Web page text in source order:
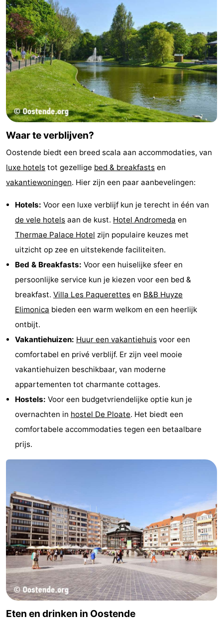
Waar te verblijven?
Oostende biedt een breed scala aan accommodaties, van
luxe hotels tot gezellige bed & breakfasts en
vakantiewoningen. Hier zijn een paar aanbevelingen:
Hotels: Voor een luxe verblijf kun je terecht in één van
de vele hotels aan de kust. Hotel Andromeda en
Thermae Palace Hotel zijn populaire keuzes met
uitzicht op zee en uitstekende faciliteiten.
Bed & Breakfasts: Voor een huiselijke sfeer en
persoonlijke service kun je kiezen voor een bed &
breakfast. Villa Les Paquerettes en B&B Huyze
Elimonica bieden een warm welkom en een heerlijk
ontbijt.
Vakantiehuizen: Huur een vakantiehuis voor een
comfortabel en privé verblijf. Er zijn veel mooie
vakantiehuizen beschikbaar, van moderne
appartementen tot charmante cottages.
Hostels: Voor een budgetvriendelijke optie kun je
overnachten in hostel De Ploate. Het biedt een
comfortabele accommodaties tegen een betaalbare
prijs.
Eten en drinken in Oostende